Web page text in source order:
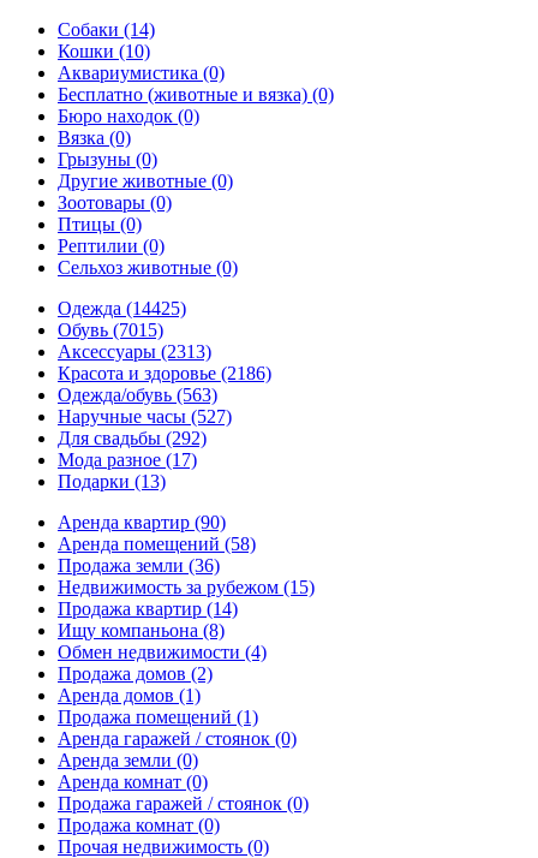
Собаки (14)
Кошки (10)
Аквариумистика (0)
Бесплатно (животные и вязка) (0)
Бюро находок (0)
Вязка (0)
Грызуны (0)
Другие животные (0)
Зоотовары (0)
Птицы (0)
Рептилии (0)
Сельхоз животные (0)
Одежда (14425)
Обувь (7015)
Аксессуары (2313)
Красота и здоровье (2186)
Одежда/обувь (563)
Наручные часы (527)
Для свадьбы (292)
Мода разное (17)
Подарки (13)
Аренда квартир (90)
Аренда помещений (58)
Продажа земли (36)
Недвижимость за рубежом (15)
Продажа квартир (14)
Ищу компаньона (8)
Обмен недвижимости (4)
Продажа домов (2)
Аренда домов (1)
Продажа помещений (1)
Аренда гаражей / стоянок (0)
Аренда земли (0)
Аренда комнат (0)
Продажа гаражей / стоянок (0)
Продажа комнат (0)
Прочая недвижимость (0)